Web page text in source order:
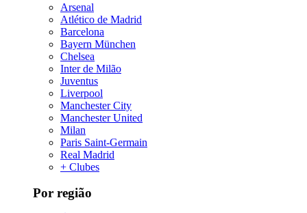
Arsenal
Atlético de Madrid
Barcelona
Bayern München
Chelsea
Inter de Milão
Juventus
Liverpool
Manchester City
Manchester United
Milan
Paris Saint-Germain
Real Madrid
+ Clubes
Por região